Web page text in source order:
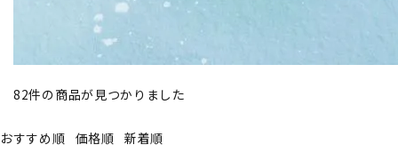
82件の商品が見つかりました
おすすめ順 価格順 新着順